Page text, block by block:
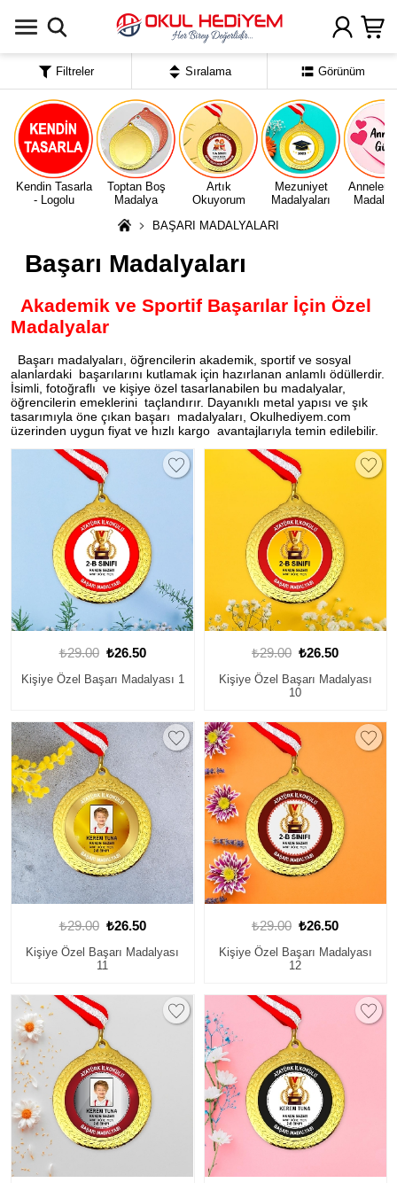
Kendin Tasarla
- Logolu
Toptan Boş
Madalya
Artık
Okuyorum
Mezuniyet
Madalyaları
Anneler
BAŞARI MADALYALARI
Başarı Madalyaları
Akademik ve Sportif Başarılar İçin Özel
Madalyalar
Başarı madalyaları, öğrencilerin akademik, sportif ve sosyal
alanlardaki başarılarını kutlamak için hazırlanan anlamlı ödüllerdir.
İsimli, fotoğraflı ve kişiye özel tasarlanabilen bu madalyalar,
öğrencilerin emeklerini taçlandırır. Dayanıklı metal yapısı ve şık
tasarımıyla öne çıkan başarı madalyaları, Okulhediyem.com
üzerinden uygun fiyat ve hızlı kargo avantajlarıyla temin edilebilir.
₺29.00 ₺26.50
Kişiye Özel Başarı Madalyası 1
₺29.00 ₺26.50
Kişiye Özel Başarı Madalyası
10
₺29.00 ₺26.50
Kişiye Özel Başarı Madalyası
11
₺29.00 ₺26.50
Kişiye Özel Başarı Madalyası
12
Filtreler Sıralama Görünüm
Uygulamada Aç